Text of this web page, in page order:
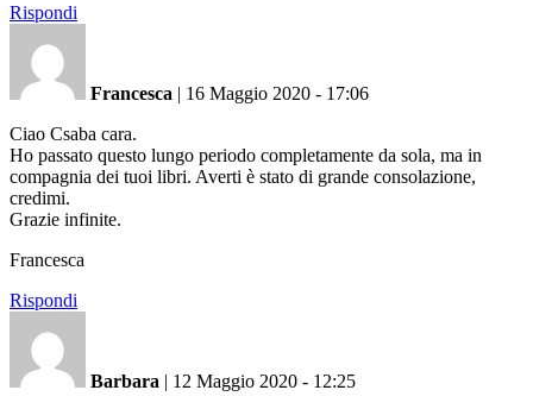
Rispondi
Francesca | 16 Maggio 2020 - 17:06
Ciao Csaba cara.
Ho passato questo lungo periodo completamente da sola, ma in
compagnia dei tuoi libri. Averti è stato di grande consolazione,
credimi.
Grazie infinite.
Francesca
Rispondi
Barbara | 12 Maggio 2020 - 12:25